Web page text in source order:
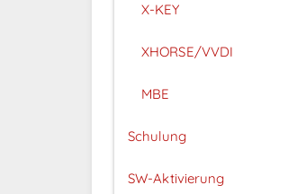
X-KEY
XHORSE/VVDI
MBE
Schulung
SW-Aktivierung